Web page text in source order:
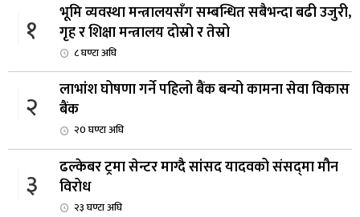
१
भूमि व्यवस्था मन्त्रालयसँग सम्बन्धित सबैभन्दा बढी उजुरी,
गृह र शिक्षा मन्त्रालय दोस्रो र तेस्रो
८ घण्टा अघि
२
लाभांश घोषणा गर्ने पहिलो बैंक बन्यो कामना सेवा विकास
बैंक
२0 घण्टा अघि
३
ढल्केबर ट्रमा सेन्टर माग्दै सांसद यादवको संसद्‌मा मौन
विरोध
२३ घण्टा अघि